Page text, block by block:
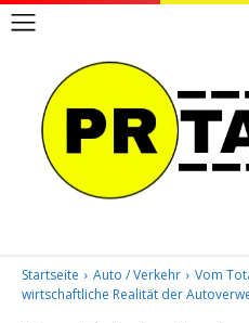
Startseite Auto / Verkehr
Vom
wirtschaftliche Realität der